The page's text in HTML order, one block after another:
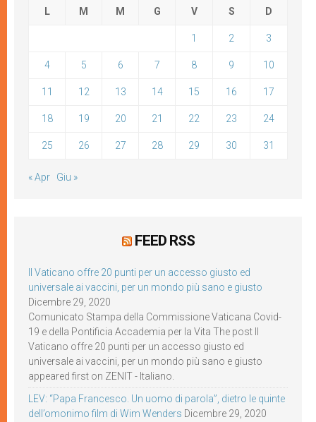
L M M G V S D
1 2 3
4 5 6 7 8 9 10
11 12 13 14 15 16 17
18 19 20 21 22 23 24
25 26 27 28 29 30 31
« Apr Giu »
FEED RSS
Il Vaticano offre 20 punti per un accesso giusto ed
universale ai vaccini, per un mondo più sano e giusto
Dicembre 29, 2020
Comunicato Stampa della Commissione Vaticana Covid-
19 e della Pontificia Accademia per la Vita The post Il
Vaticano offre 20 punti per un accesso giusto ed
universale ai vaccini, per un mondo più sano e giusto
appeared first on ZENIT - Italiano.
LEV: “Papa Francesco. Un uomo di parola”, dietro le quinte
dell’omonimo film di Wim Wenders Dicembre 29, 2020